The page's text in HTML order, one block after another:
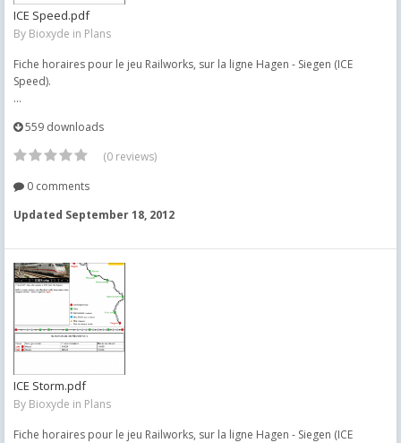
ICE Speed.pdf
By Bioxyde in Plans
Fiche horaires pour le jeu Railworks, sur la ligne Hagen - Siegen (ICE
Speed).
...
559 downloads
(0 reviews)
0 comments
Updated September 18, 2012
ICE Storm.pdf
By Bioxyde in Plans
Fiche horaires pour le jeu Railworks, sur la ligne Hagen - Siegen (ICE